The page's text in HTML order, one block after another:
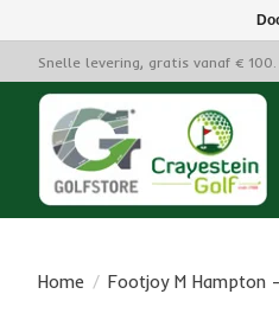
Snelle levering, gratis vanaf €
Home / Footjoy M Hampton